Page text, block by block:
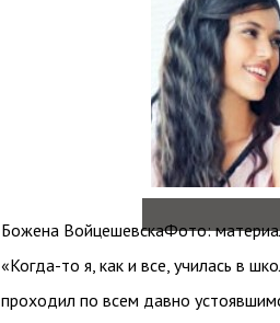
Божена ВойцешевскаФото:
«Когда-то я, как и все, училась в
проходил по всем давно